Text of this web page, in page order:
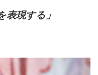
表現する」